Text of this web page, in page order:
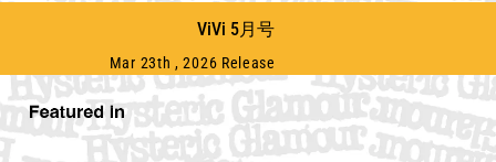
ViVi 5月号
Mar 23th , 2026 Release